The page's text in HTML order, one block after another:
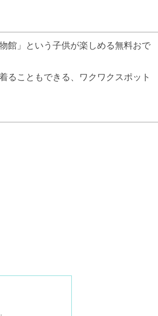
館」という子供が楽しめる無料おで
ることもできる、ワクワクスポット